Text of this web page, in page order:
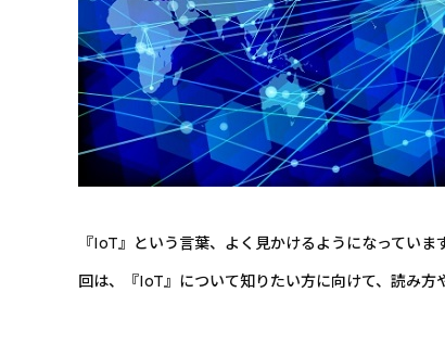
『IoT』という言葉、よく見かけるようになってい
回は、『IoT』について知りたい方に向けて、読み方